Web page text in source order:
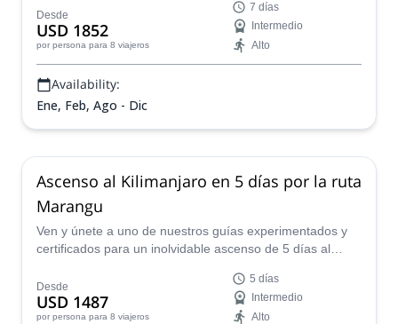
Desde
USD 1852
por persona para 8 viajeros
7 días
Intermedio
Alto
Availability:
Ene, Feb, Ago - Dic
Ascenso al Kilimanjaro en 5 días por la ruta
Marangu
Ven y únete a uno de nuestros guías experimentados y
certificados para un inolvidable ascenso de 5 días al
Marangu.
Desde
USD 1487
por persona para 8 viajeros
5 días
Intermedio
Alto